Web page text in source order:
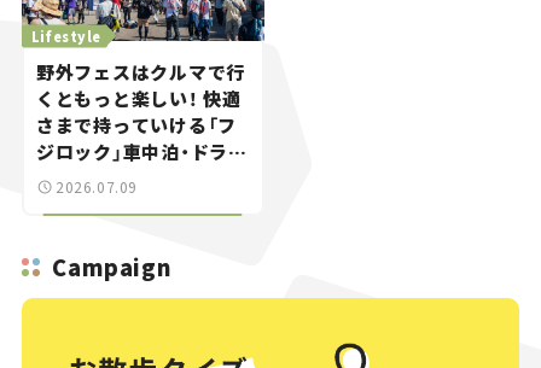
Lifestyle
野外フェスはクルマで行
くともっと楽しい！ 快適
さまで持っていける「フ
ジロック」車中泊・ドライ
ブガイド。
2026.07.09
Campaign